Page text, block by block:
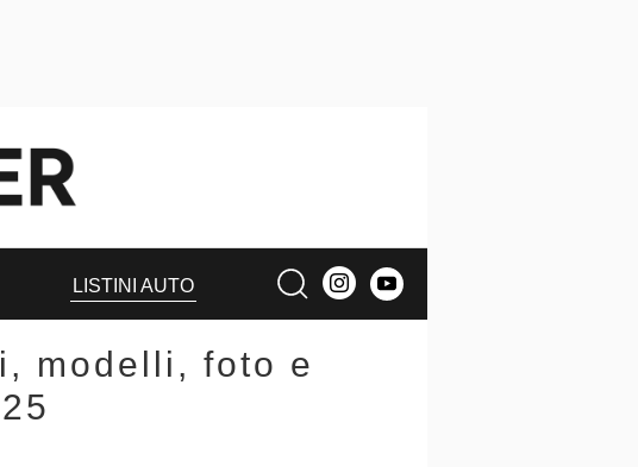
LISTINI AUTO
modelli, foto e